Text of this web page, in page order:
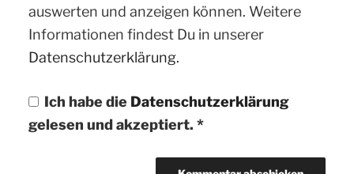
auswerten und anzeigen können. Weitere
Informationen findest Du in unserer
Datenschutzerklärung.
Ich habe die Datenschutzerklärung
gelesen und akzeptiert. *